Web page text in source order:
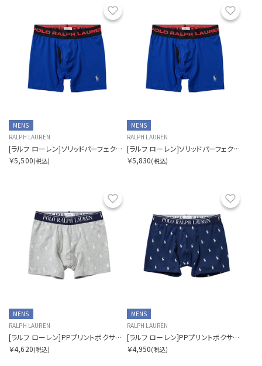
お気に入り
MENS
RALPH LAUREN
[ラルフ ローレン]ソリッドパーフェクトポーチ
￥5,500(税込)
MENS
RALPH LAUREN
[ラルフ ローレン]ソリッドパーフェクトポーチ
￥5,830(税込)
お気に入り
MENS
RALPH LAUREN
[ラルフ ローレン]PPプリントボクサーブリーフ
￥4,620(税込)
MENS
RALPH LAUREN
[ラルフ ローレン]PPプリントボクサーブリーフ
￥4,950(税込)